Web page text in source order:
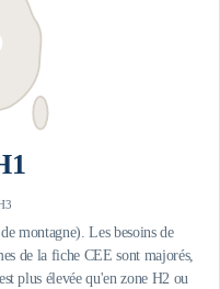
montagne). Les besoins de
de la fiche CEE sont majorés,
plus élevée qu'en zone H2 ou